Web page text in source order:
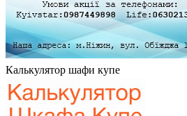
Калькулятор шафи купе